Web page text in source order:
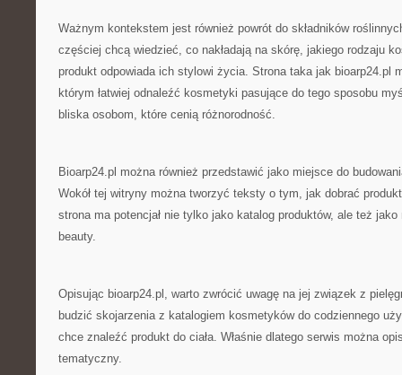
Ważnym kontekstem jest również powrót do składników
częściej chcą wiedzieć, co nakładają na skórę, jakiego rodzaju
produkt odpowiada ich stylowi życia. Strona taka jak bioarp24.pl
którym łatwiej odnaleźć kosmetyki pasujące do tego sposobu
bliska osobom, które cenią różnorodność.
Bioarp24.pl można również przedstawić jako miejsce do
Wokół tej witryny można tworzyć teksty o tym, jak dobrać
strona ma potencjał nie tylko jako katalog produktów, ale też
beauty.
Opisując bioarp24.pl, warto zwrócić uwagę na jej związek z
budzić skojarzenia z katalogiem kosmetyków do codziennego
chce znaleźć produkt do ciała. Właśnie dlatego serwis można
tematyczny.